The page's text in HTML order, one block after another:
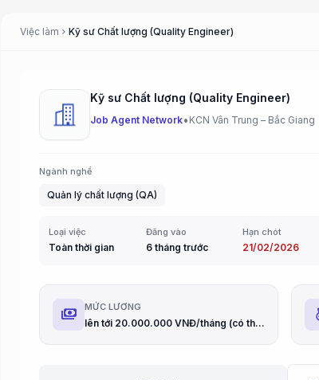
Việc làm chevron_right Kỹ sư Chất lượng (Quality Engineer)
Kỹ sư Chất lượng (Quality Engineer)
Job Agent Network• KCN Vân Trung – Bắc Giang
Ngành nghề
Quản lý chất lượng (QA)
Loại việc
Toàn thời gian
Đăng vào
6 tháng trước
Hạn chót
21/02/2026
payments MỨC LƯƠNG
lên tới 20.000.000 VNĐ/tháng (có thể thỏa thuận theo năng lực)